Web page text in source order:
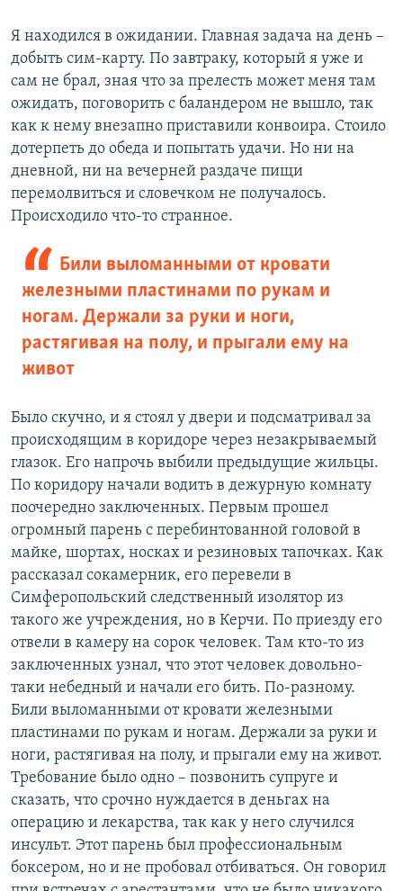
Я находился в ожидании. Главная задача на день –
добыть сим-карту. По завтраку, который я уже и
сам не брал, зная что за прелесть может меня там
ожидать, поговорить с баландером не вышло, так
как к нему внезапно приставили конвоира. Стоило
дотерпеть до обеда и попытать удачи. Но ни на
дневной, ни на вечерней раздаче пищи
перемолвиться и словечком не получалось.
Происходило что-то странное.
Били выломанными от кровати
железными пластинами по рукам и
ногам. Держали за руки и ноги,
растягивая на полу, и прыгали ему на
живот
Было скучно, и я стоял у двери и подсматривал за
происходящим в коридоре через незакрываемый
глазок. Его напрочь выбили предыдущие жильцы.
По коридору начали водить в дежурную комнату
поочередно заключенных. Первым прошел
огромный парень с перебинтованной головой в
майке, шортах, носках и резиновых тапочках. Как
рассказал сокамерник, его перевели в
Симферопольский следственный изолятор из
такого же учреждения, но в Керчи. По приезду его
отвели в камеру на сорок человек. Там кто-то из
заключенных узнал, что этот человек довольно-
таки небедный и начали его бить. По-разному.
Били выломанными от кровати железными
пластинами по рукам и ногам. Держали за руки и
ноги, растягивая на полу, и прыгали ему на живот.
Требование было одно – позвонить супруге и
сказать, что срочно нуждается в деньгах на
операцию и лекарства, так как у него случился
инсульт. Этот парень был профессиональным
боксером, но и не пробовал отбиваться. Он говорил